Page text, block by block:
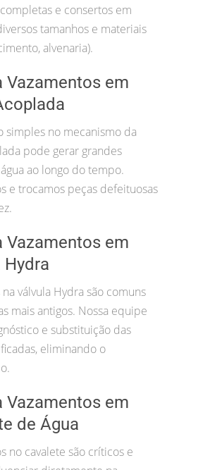
e consertos em
tamanhos e materiais
alvenaria).
Vazamentos em
simples no mecanismo da
pode gerar grandes
ao longo do tempo.
e trocamos peças defeituosas
Vazamentos em
Hydra
válvula Hydra são comuns
mais antigos. Nossa equipe
e substituição das
eliminando o
Vazamentos em
de Água
no cavalete são críticos e